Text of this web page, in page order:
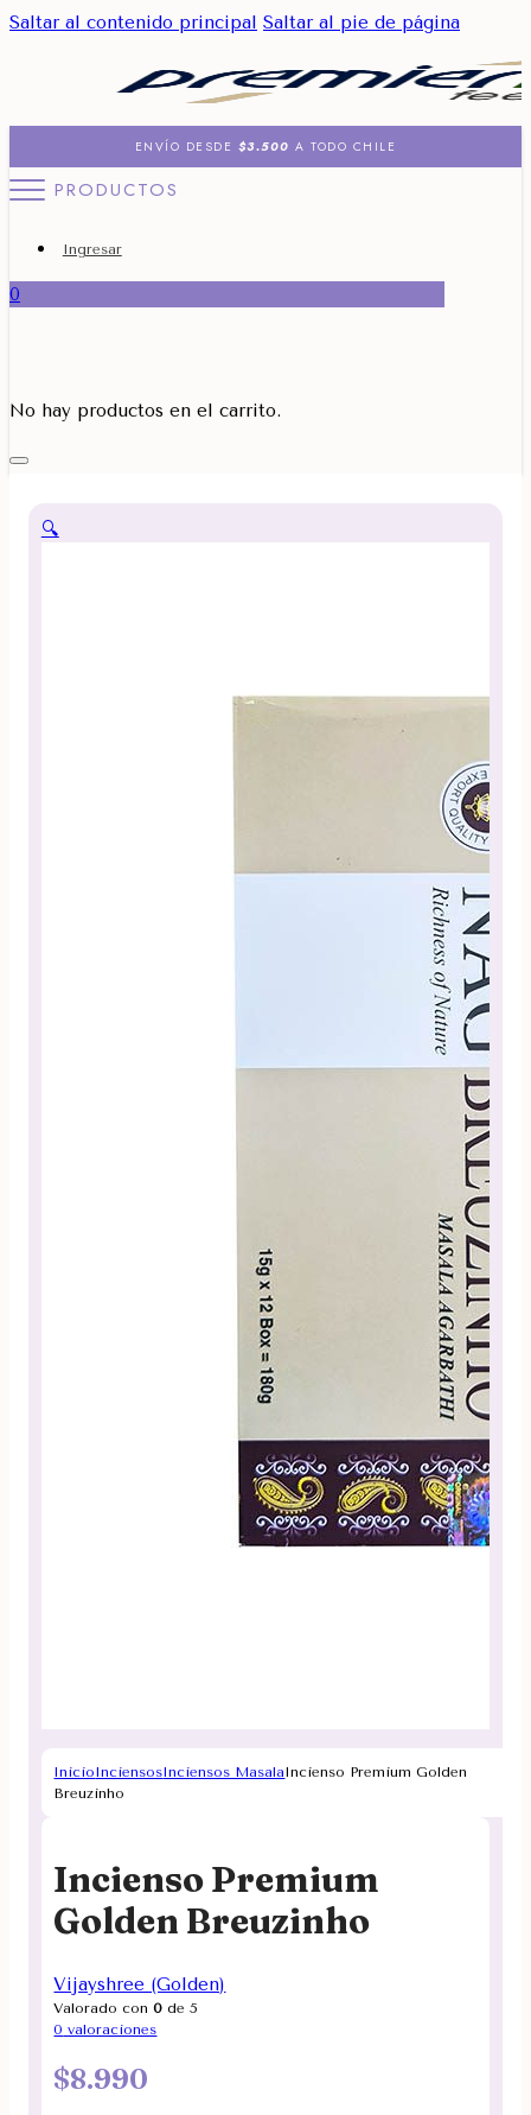
Saltar al contenido principal Saltar al pie de página
ENVÍO DESDE $3.500 A TODO CHILE
PRODUCTOS
Ingresar
0
No hay productos en el carrito.
🔍
InicioInciensosInciensos MasalaIncienso Premium Golden
Breuzinho
Incienso Premium
Golden Breuzinho
Vijayshree (Golden)
Valorado con0 de 5
0 valoraciones
$8.990